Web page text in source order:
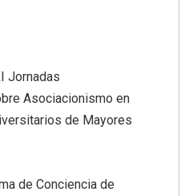
Jornadas
Asociacionismo en
de Mayores
de Conciencia de